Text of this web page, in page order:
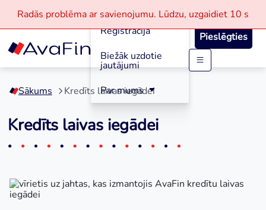
Skip
content
Radās problēma ar savienojumu. Lūdzu, uzgaidiet 10 s
Reģistrācija
Biežāk uzdotie
jautājumi
Par mums
Pieslēgties
Sākums Kredīts laivas iegādei
Kredīts laivas iegādei